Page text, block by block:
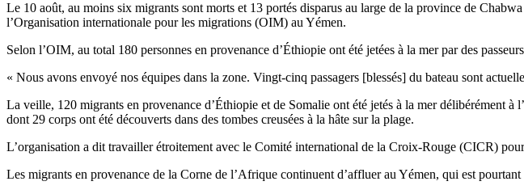
Le 10 août, au moins six migrants sont morts et 13 portés disparus au large de la province de
l’Organisation internationale pour les migrations (OIM) au Yémen.
Selon l’OIM, au total 180 personnes en provenance d’Éthiopie ont été jetées à la mer par des
« Nous avons envoyé nos équipes dans la zone. Vingt-cinq passagers [blessés] du bateau sont
La veille, 120 migrants en provenance d’Éthiopie et de Somalie ont été jetés à la mer délibérément
dont 29 corps ont été découverts dans des tombes creusées à la hâte sur la plage.
L’organisation a dit travailler étroitement avec le Comité international de la Croix-Rouge (CICR)
Les migrants en provenance de la Corne de l’Afrique continuent d’affluer au Yémen, qui est